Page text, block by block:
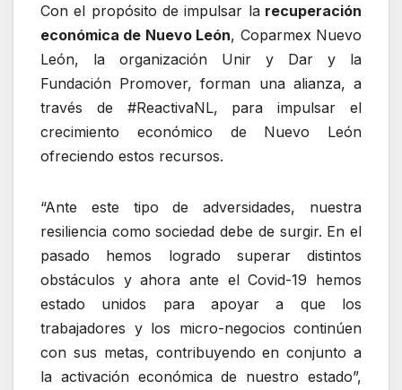
Con el propósito de impulsar larecuperación
económica de Nuevo León, Coparmex Nuevo
León, la organización Unir y Dar y la
Fundación Promover, forman una alianza, a
través de #ReactivaNL, para impulsar el
crecimiento económico de Nuevo León
ofreciendo estos recursos.
“Ante este tipo de adversidades, nuestra
resiliencia como sociedad debe de surgir. En el
pasado hemos logrado superar distintos
obstáculos y ahora ante el Covid-19 hemos
estado unidos para apoyar a que los
trabajadores y los micro-negocios continúen
con sus metas, contribuyendo en conjunto a
la activación económica de nuestro estado”,